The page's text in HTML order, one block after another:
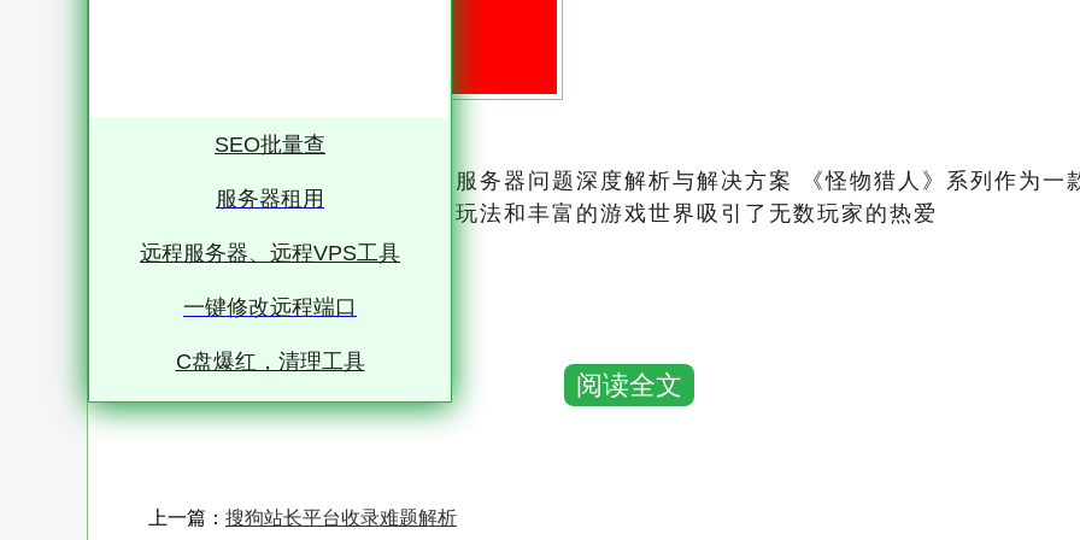
PS4《怪物猎人》无法连接网络服务器问题深度解析与解决方案 《怪物猎人》系列作为一
全球的狩猎题材游戏，其独特的玩法和丰富的游戏世界吸引了无数玩家的热爱
阅读全文
上一篇： 搜狗站长平台收录难题解析
SEO批量查
服务器租用
远程服务器、远程VPS工具
一键修改远程端口
C盘爆红，清理工具